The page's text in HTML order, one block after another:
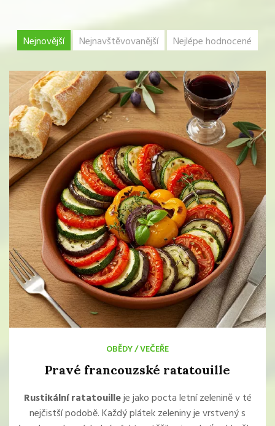
Nejnovější Nejnavštěvovanější Nejlépe hodnocené
OBĚDY/VEČEŘE
Pravé francouzské ratatouille
Rustikální ratatouilleje jako pocta letní zelenině v té
nejčistší podobě. Každý plátek zeleniny je vrstvený s